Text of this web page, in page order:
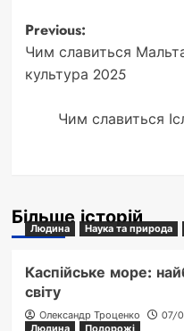
Post
navigation
Previous:
Чим славиться
культура 2025
Чим славиться
Більше історій
Людина Наука та природа
Каспійське море:
світу
Олександр Троценко
07/